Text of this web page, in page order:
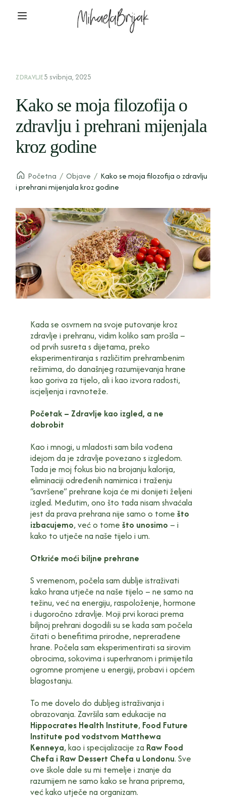
ZDRAVLJE5 svibnja, 2025
Kako se moja filozofija o
zdravlju i prehrani mijenjala
kroz godine
Početna / Objave / Kako se moja filozofija o zdravlju
i prehrani mijenjala kroz godine
Kada se osvrnem na svoje putovanje kroz
zdravlje i prehranu, vidim koliko sam prošla –
od prvih susreta s dijetama, preko
eksperimentiranja s različitim prehrambenim
režimima, do današnjeg razumijevanja hrane
kao goriva za tijelo, ali i kao izvora radosti,
iscjeljenja i ravnoteže.
Početak – Zdravlje kao izgled, a ne
dobrobit
Kao i mnogi, u mladosti sam bila vođena
idejom da je zdravlje povezano s izgledom.
Tada je moj fokus bio na brojanju kalorija,
eliminaciji određenih namirnica i traženju
“savršene” prehrane koja će mi donijeti željeni
izgled. Međutim, ono što tada nisam shvaćala
jest da prava prehrana nije samo o tome što
izbacujemo, već o tome što unosimo – i
kako to utječe na naše tijelo i um.
Otkriće moći biljne prehrane
S vremenom, počela sam dublje istraživati
kako hrana utječe na naše tijelo – ne samo na
težinu, već na energiju, raspoloženje, hormone
i dugoročno zdravlje. Moji prvi koraci prema
biljnoj prehrani dogodili su se kada sam počela
čitati o benefitima prirodne, neprerađene
hrane. Počela sam eksperimentirati sa sirovim
obrocima, sokovima i superhranom i primijetila
ogromne promjene u energiji, probavi i općem
blagostanju.
To me dovelo do dubljeg istraživanja i
obrazovanja. Završila sam edukacije na
Hippocrates Health Institute, Food Future
Institute pod vodstvom Matthewa
Kenneya, kao i specijalizacije za Raw Food
Chefa i Raw Dessert Chefa u Londonu. Sve
ove škole dale su mi temelje i znanje da
razumijem ne samo kako se hrana priprema,
već kako utječe na organizam.